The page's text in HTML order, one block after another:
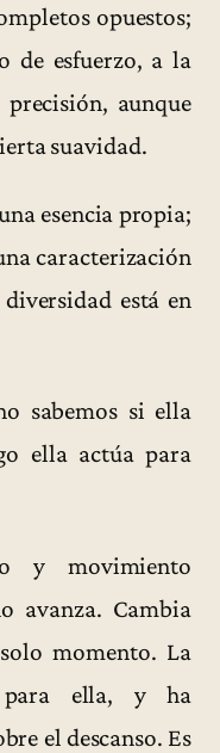
opuestos;
de esfuerzo, a la
aunque
suavidad.
esencia propia;
caracterización
está en
sabemos si ella
ella actúa para
y movimiento
avanza. Cambia
momento. La
para ella, y ha
el descanso. Es